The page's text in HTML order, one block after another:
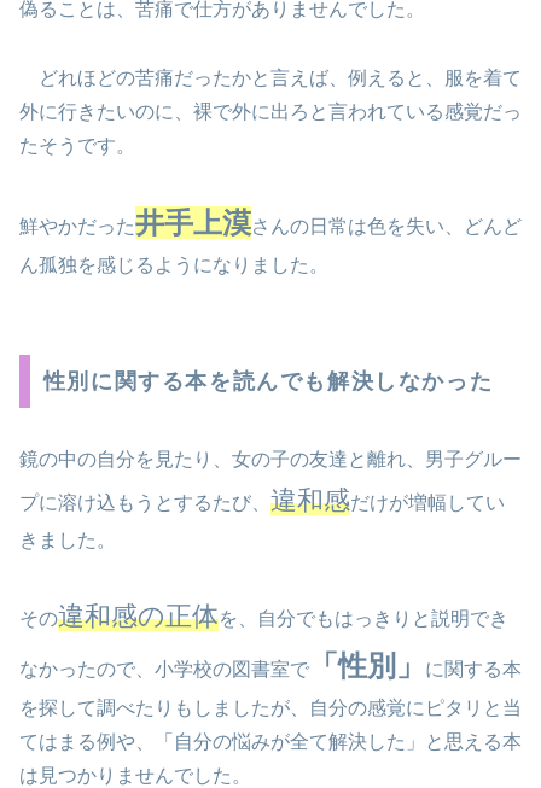
偽ることは、苦痛で仕方がありませんでした。
どれほどの苦痛だったかと言えば、例えると、服を着て
外に行きたいのに、裸で外に出ろと言われている感覚だっ
たそうです。
鮮やかだった井手上漠さんの日常は色を失い、どんど
ん孤独を感じるようになりました。
性別に関する本を読んでも解決しなかった
鏡の中の自分を見たり、女の子の友達と離れ、男子グルー
プに溶け込もうとするたび、 違和感だけが増幅してい
きました。
その違和感の正体を、自分でもはっきりと説明でき
なかったので、小学校の図書室で 「性別」
に関する本
を探して調べたりもしましたが、自分の感覚にピタリと当
てはまる例や、「自分の悩みが全て解決した」と思える本
は見つかりませんでした。